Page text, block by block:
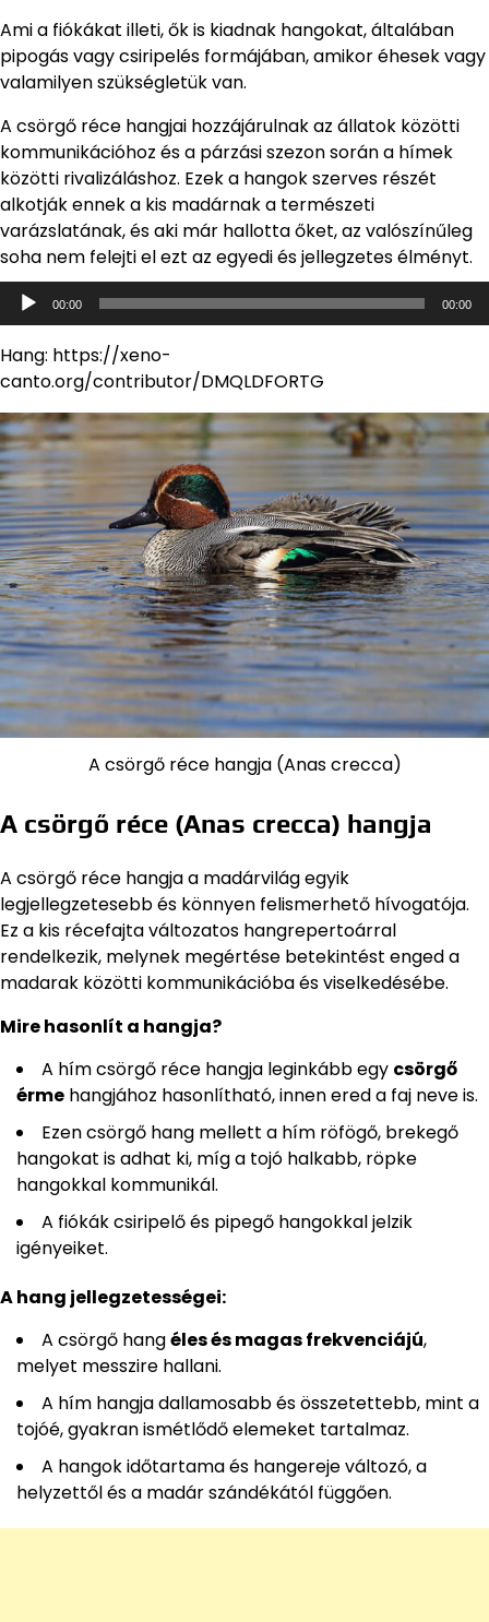
Ami a fiókákat illeti, ők is kiadnak hangokat, általában
pipogás vagy csiripelés formájában, amikor éhesek vagy
valamilyen szükségletük van.
A csörgő réce hangjai hozzájárulnak az állatok közötti
kommunikációhoz és a párzási szezon során a hímek
közötti rivalizáláshoz. Ezek a hangok szerves részét
alkotják ennek a kis madárnak a természeti
varázslatának, és aki már hallotta őket, az valószínűleg
soha nem felejti el ezt az egyedi és jellegzetes élményt.
Audió
lejátszó
00:00 00:00
Hang: https://xeno-
canto.org/contributor/DMQLDFORTG
A csörgő réce hangja (Anas crecca)
A csörgő réce (Anas crecca) hangja
A csörgő réce hangja a madárvilág egyik
legjellegzetesebb és könnyen felismerhető hívogatója.
Ez a kis récefajta változatos hangrepertoárral
rendelkezik, melynek megértése betekintést enged a
madarak közötti kommunikációba és viselkedésébe.
Mire hasonlít a hangja?
A hím csörgő réce hangja leginkább egy csörgő
érme hangjához hasonlítható, innen ered a faj neve is.
Ezen csörgő hang mellett a hím röfögő, brekegő
hangokat is adhat ki, míg a tojó halkabb, röpke
hangokkal kommunikál.
A fiókák csiripelő és pipegő hangokkal jelzik
igényeiket.
A hang jellegzetességei:
A csörgő hangéles és magas frekvenciájú,
melyet messzire hallani.
A hím hangja dallamosabb és összetettebb, mint a
tojóé, gyakran ismétlődő elemeket tartalmaz.
A hangok időtartama és hangereje változó, a
helyzettől és a madár szándékától függően.